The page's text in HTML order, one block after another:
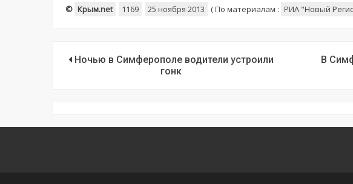
© Крым.net 1169 25 ноября 2013 (По материалам : РИА "Новый
Ночью в Симферополе водители устроили
гонк
В